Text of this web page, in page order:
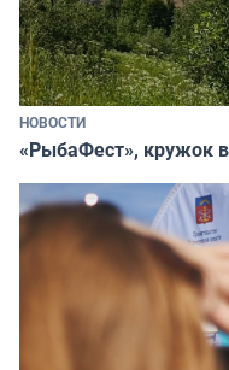
НОВОСТИ
«РыбаФест», кружок